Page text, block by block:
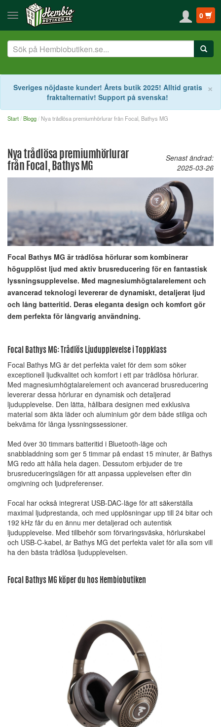
0
×
Sveriges nöjdaste kunder! Årets butik 2025! Alltid gratis
fraktalternativ! Support på svenska!
Start Blogg Nya trådlösa premiumhörlurar från Focal, Bathys MG
Nya trådlösa premiumhörlurar
från Focal, Bathys MG
Senast ändrad:
2025-03-26
Focal Bathys MG är trådlösa hörlurar som kombinerar
högupplöst ljud med aktiv brusreducering för en fantastisk
lyssningsupplevelse. Med magnesiumhögtalarelement och
avancerad teknologi levererar de dynamiskt, detaljerat ljud
och lång batteritid. Deras eleganta design och komfort gör
dem perfekta för långvarig användning.
Focal Bathys MG: Trådlös Ljudupplevelse i Toppklass
Focal Bathys MG är det perfekta valet för dem som söker
exceptionell ljudkvalitet och komfort i ett par trådlösa hörlurar.
Med magnesiumhögtalarelement och avancerad brusreducering
levererar dessa hörlurar en dynamisk och detaljerad
ljudupplevelse. Den lätta, hållbara designen med exklusiva
material som äkta läder och aluminium gör dem både stiliga och
bekväma för långa lyssningssessioner.
Med över 30 timmars batteritid i Bluetooth-läge och
snabbladdning som ger 5 timmar på endast 15 minuter, är Bathys
MG redo att hålla hela dagen. Dessutom erbjuder de tre
brusreduceringslägen för att anpassa upplevelsen efter din
omgivning och ljudpreferenser.
Focal har också integrerat USB-DAC-läge för att säkerställa
maximal ljudprestanda, och med upplösningar upp till 24 bitar och
192 kHz får du en ännu mer detaljerad och autentisk
ljudupplevelse. Med tillbehör som förvaringsväska, hörlurskabel
och USB-C-kabel, är Bathys MG det perfekta valet för alla som vill
ha den bästa trådlösa ljudupplevelsen.
Focal Bathys MG köper du hos Hembiobutiken